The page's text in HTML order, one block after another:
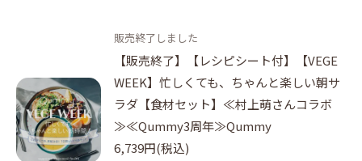
販売終了しました
【販売終了】【レシピシート付】【VEGE
WEEK】忙しくても、ちゃんと楽しい朝サ
ラダ【食材セット】≪村上萌さんコラボ
≫≪Qummy3周年≫Qummy
6,739円(税込)